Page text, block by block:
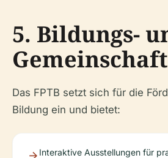
5. Bildungs-
Das FPTB setzt sich für die
Bildung ein und bietet:
Interaktive Ausstellungen für